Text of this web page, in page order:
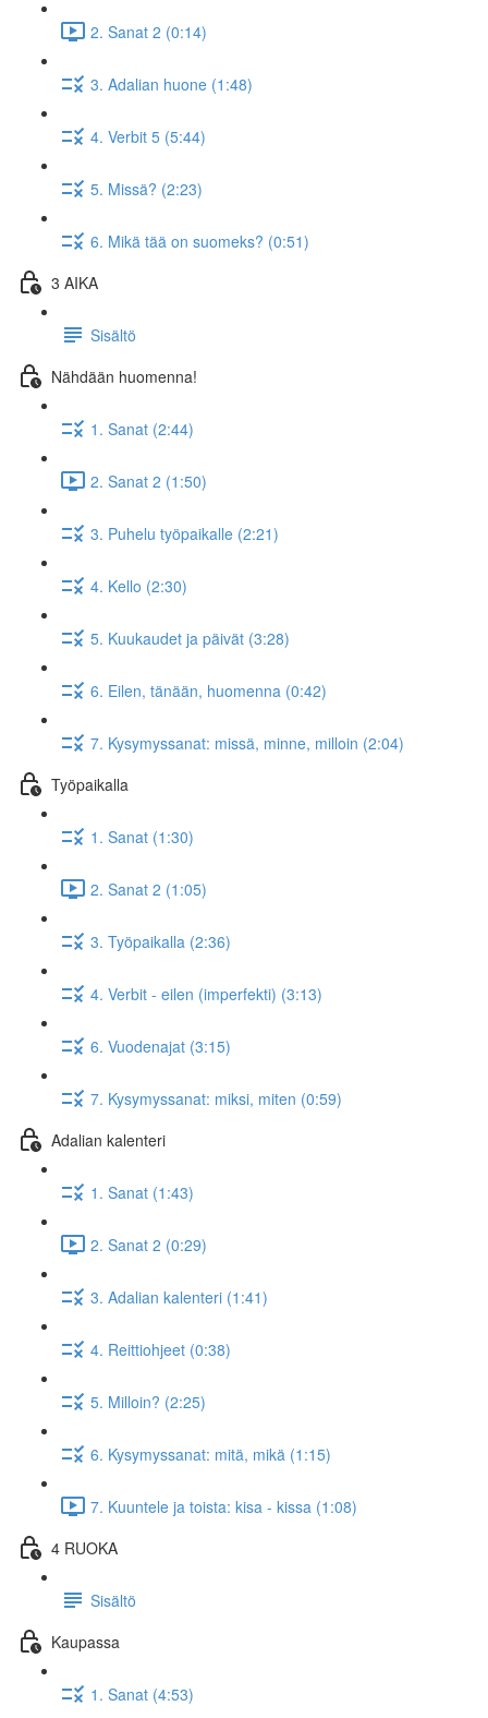
2. Sanat 2 (0:14)
3. Adalian huone (1:48)
4. Verbit 5 (5:44)
5. Missä? (2:23)
6. Mikä tää on suomeks? (0:51)
3 AIKA
Sisältö
Nähdään huomenna!
1. Sanat (2:44)
2. Sanat 2 (1:50)
3. Puhelu työpaikalle (2:21)
4. Kello (2:30)
5. Kuukaudet ja päivät (3:28)
6. Eilen, tänään, huomenna (0:42)
7. Kysymyssanat: missä, minne, milloin (2:04)
Työpaikalla
1. Sanat (1:30)
2. Sanat 2 (1:05)
3. Työpaikalla (2:36)
4. Verbit - eilen (imperfekti) (3:13)
6. Vuodenajat (3:15)
7. Kysymyssanat: miksi, miten (0:59)
Adalian kalenteri
1. Sanat (1:43)
2. Sanat 2 (0:29)
3. Adalian kalenteri (1:41)
4. Reittiohjeet (0:38)
5. Milloin? (2:25)
6. Kysymyssanat: mitä, mikä (1:15)
7. Kuuntele ja toista: kisa - kissa (1:08)
4 RUOKA
Sisältö
Kaupassa
1. Sanat (4:53)